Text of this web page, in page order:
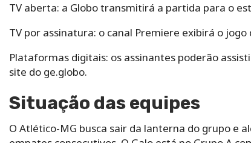
TV aberta: a Globo transmitirá a partida para o
TV por assinatura: o canal Premiere exibirá o jogo
Plataformas digitais: os assinantes poderão
site do ge.globo.
Situação das equipes
O Atlético-MG busca sair da lanterna do grupo e